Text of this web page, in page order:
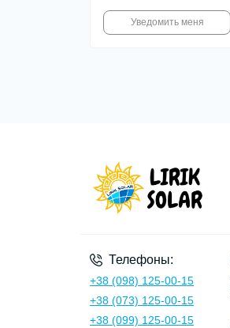
Уведомить меня
Телефоны:
+38 (098) 125-00-15
+38 (073) 125-00-15
+38 (099) 125-00-15